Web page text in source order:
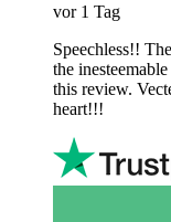
vor 1 Tag
Speechless!!
the
this review.
heart!!!